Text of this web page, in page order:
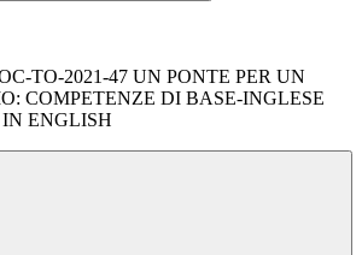
TO-2021-47 UN PONTE PER UN
COMPETENZE DI BASE-INGLESE
ENGLISH